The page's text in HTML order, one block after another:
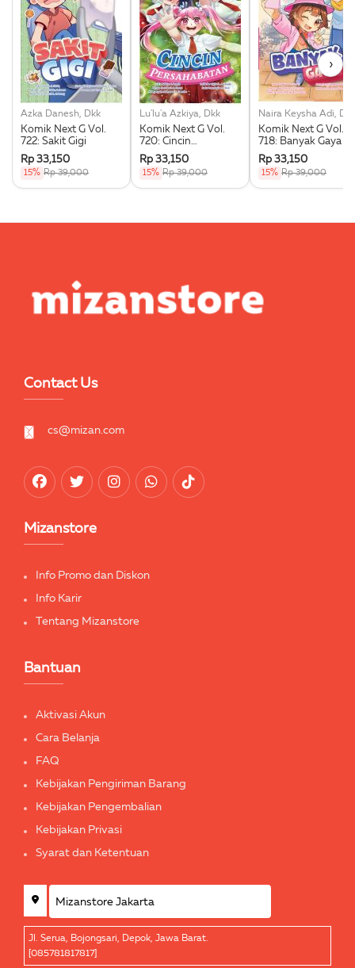
Azka Danesh, Dkk
Komik Next G Vol.
722: Sakit Gigi
Rp 33,150
15% Rp 39,000
Lu'lu'a Azkiya, Dkk
Komik Next G Vol.
720: Cincin
Persahabatan
Rp 33,150
15% Rp 39,000
Naira Keysha Adi, Dkk
Komik Next G Vol.
718: Banyak Gaya
Rp 33,150
15% Rp 39,000
›
Contact Us
cs@mizan.com
Mizanstore
Info Promo dan Diskon
Info Karir
Tentang Mizanstore
Bantuan
Aktivasi Akun
Cara Belanja
FAQ
Kebijakan Pengiriman Barang
Kebijakan Pengembalian
Kebijakan Privasi
Syarat dan Ketentuan
Jl. Serua, Bojongsari, Depok, Jawa Barat.
[085781817817]